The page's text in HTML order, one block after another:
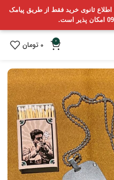
ثانوی خرید فقط از طریق پیامک
0
0 تومان